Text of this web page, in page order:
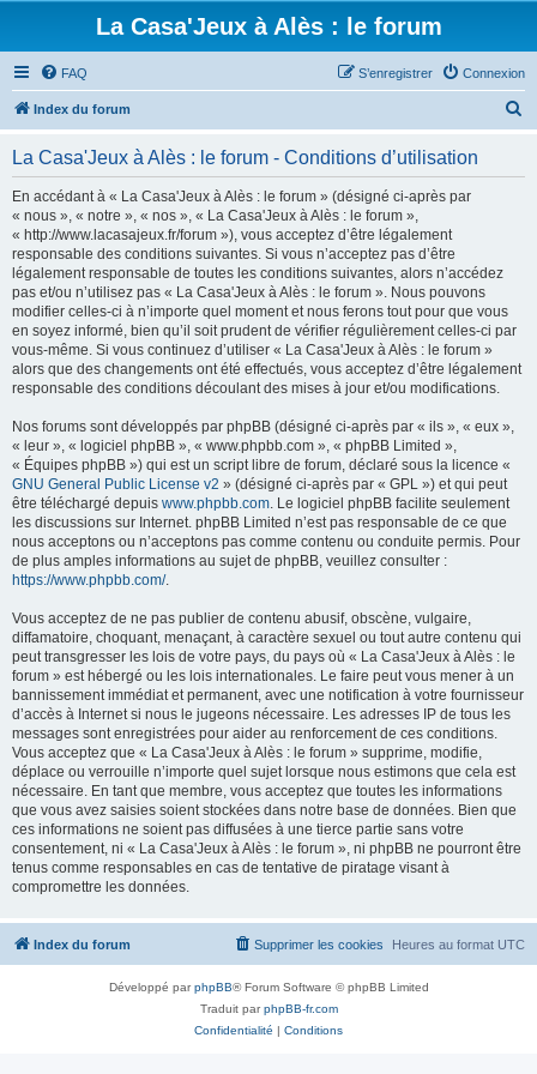
La Casa'Jeux à Alès : le forum
FAQ Connexion
S’enregistrer
Index du forum
La Casa'Jeux à Alès : le forum - Conditions d’utilisation
En accédant à « La Casa'Jeux à Alès : le forum » (désigné ci-après par
« nous », « notre », « nos », « La Casa'Jeux à Alès : le forum »,
« http://www.lacasajeux.fr/forum »), vous acceptez d’être légalement
responsable des conditions suivantes. Si vous n’acceptez pas d’être
légalement responsable de toutes les conditions suivantes, alors n’accédez
pas et/ou n’utilisez pas « La Casa'Jeux à Alès : le forum ». Nous pouvons
modifier celles-ci à n’importe quel moment et nous ferons tout pour que vous
en soyez informé, bien qu’il soit prudent de vérifier régulièrement celles-ci par
vous-même. Si vous continuez d’utiliser « La Casa'Jeux à Alès : le forum »
alors que des changements ont été effectués, vous acceptez d’être légalement
responsable des conditions découlant des mises à jour et/ou modifications.
Nos forums sont développés par phpBB (désigné ci-après par « ils », « eux »,
« leur », « logiciel phpBB », « www.phpbb.com », « phpBB Limited »,
« Équipes phpBB ») qui est un script libre de forum, déclaré sous la licence «
GNU General Public License v2 » (désigné ci-après par « GPL ») et qui peut
être téléchargé depuis www.phpbb.com. Le logiciel phpBB facilite seulement
les discussions sur Internet. phpBB Limited n’est pas responsable de ce que
nous acceptons ou n’acceptons pas comme contenu ou conduite permis. Pour
de plus amples informations au sujet de phpBB, veuillez consulter :
https://www.phpbb.com/.
Vous acceptez de ne pas publier de contenu abusif, obscène, vulgaire,
diffamatoire, choquant, menaçant, à caractère sexuel ou tout autre contenu qui
peut transgresser les lois de votre pays, du pays où « La Casa'Jeux à Alès : le
forum » est hébergé ou les lois internationales. Le faire peut vous mener à un
bannissement immédiat et permanent, avec une notification à votre fournisseur
d’accès à Internet si nous le jugeons nécessaire. Les adresses IP de tous les
messages sont enregistrées pour aider au renforcement de ces conditions.
Vous acceptez que « La Casa'Jeux à Alès : le forum » supprime, modifie,
déplace ou verrouille n’importe quel sujet lorsque nous estimons que cela est
nécessaire. En tant que membre, vous acceptez que toutes les informations
que vous avez saisies soient stockées dans notre base de données. Bien que
ces informations ne soient pas diffusées à une tierce partie sans votre
consentement, ni « La Casa'Jeux à Alès : le forum », ni phpBB ne pourront être
tenus comme responsables en cas de tentative de piratage visant à
compromettre les données.
Index du forum Heures au format UTC
Supprimer les cookies
Développé parphpBB® Forum Software © phpBB Limited
Traduit parphpBB-fr.com
Confidentialité | Conditions